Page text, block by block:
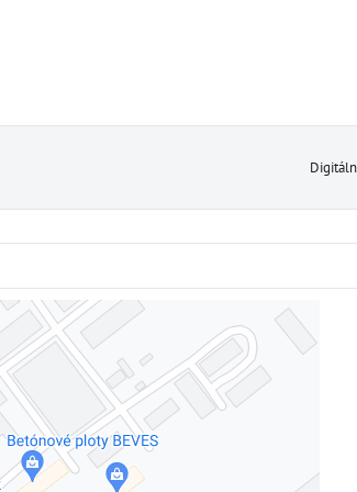
blokovaný Voľbami súkromia
si načítať externý obsah?
Povoliť tentokrát